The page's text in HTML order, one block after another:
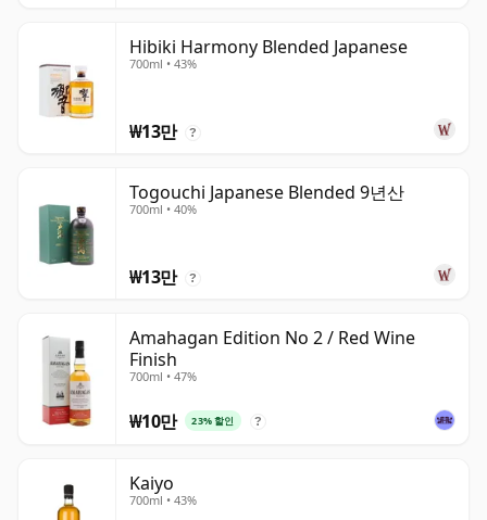
Hibiki Harmony Blended Japanese
700ml • 43%
₩13만 ?
Togouchi Japanese Blended 9년산
700ml • 40%
₩13만 ?
Amahagan Edition No 2 / Red Wine
Finish
700ml • 47%
₩10만 23% 할인 ?
Kaiyo
700ml • 43%